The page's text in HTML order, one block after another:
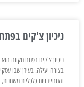
ניכיון צ'קים
ניכיון צ'קים בפתח תקווה הוא
בצורה יעילה. בעידן שבו
והתחייבויות כלכליות